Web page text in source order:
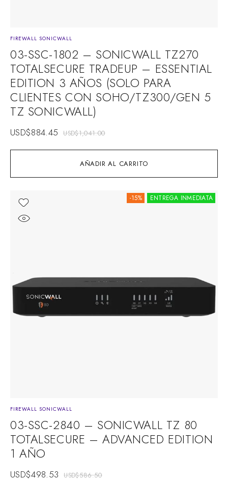
AÑADIR AL CARRITO
FIREWALL SONICWALL
03-SSC-1802 – SONICWALL TZ270
TOTALSECURE TRADEUP – ESSENTIAL
EDITION 3 AÑOS (SOLO PARA
CLIENTES CON SOHO/TZ300/GEN 5
TZ SONICWALL)
USD$1,041.00
USD$884.45
ENTREGA INMEDIATA
-15%
FIREWALL SONICWALL
03-SSC-2840 – SONICWALL TZ 80
TOTALSECURE – ADVANCED EDITION
1 AÑO
USD$586.50
USD$498.53